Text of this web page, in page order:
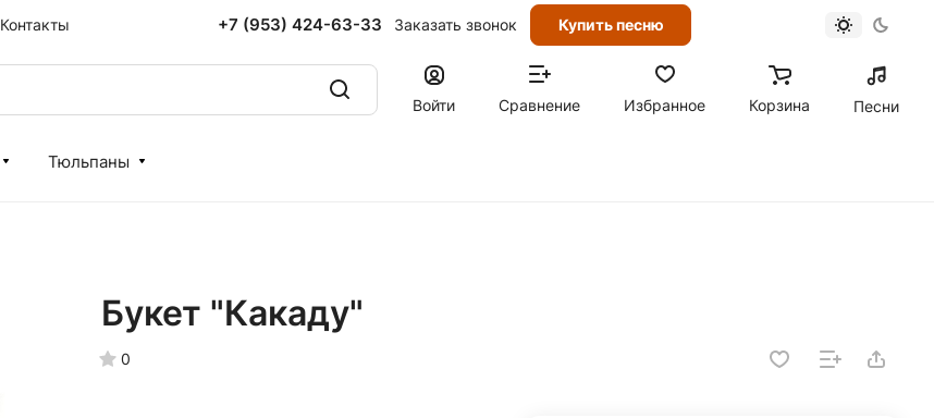
Контакты +7 (953) 424-63-33 Заказать звонок Купить песню
Войти Сравнение Избранное Корзина Песни
Тюльпаны
Букет "Какаду"
0